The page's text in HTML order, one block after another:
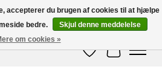
+49 1525 9705 011
Ønskeseddel
accepterer du brugen af ​​cookies til at hjælpe
bedre.
Skjul denne meddelelse
om cookies »